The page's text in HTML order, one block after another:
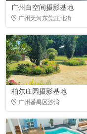
广州白空间摄影基地
广州天河东莞庄北街
柏尔庄园摄影基地
广州番禺区沙湾